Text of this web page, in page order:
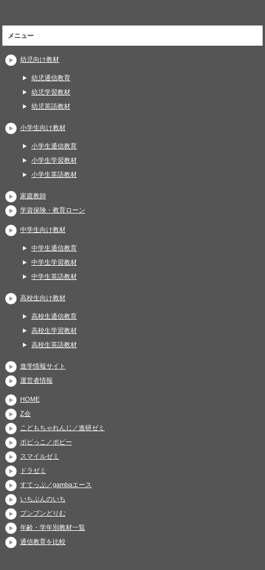
メニュー
幼児向け教材
幼児通信教育
幼児学習教材
幼児英語教材
小学生向け教材
小学生通信教育
小学生学習教材
小学生英語教材
家庭教師
学資保険・教育ローン
中学生向け教材
中学生通信教育
中学生学習教材
中学生英語教材
高校生向け教材
高校生通信教育
高校生学習教材
高校生英語教材
進学情報サイト
運営者情報
HOME
Z会
こどもちゃれんじ／進研ゼミ
ポピっこ／ポピー
スマイルゼミ
ドラゼミ
すてっぷ／gambaエース
いちぶんのいち
ブンブンどりむ
年齢・学年別教材一覧
通信教育を比較